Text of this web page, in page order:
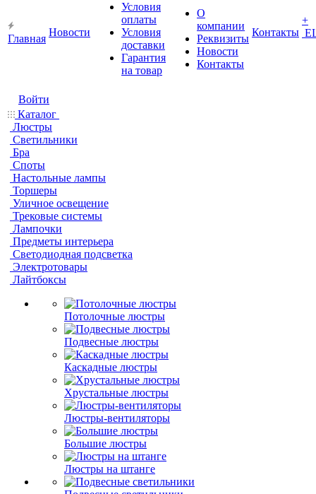
Главная
Новости
Условия
оплаты
Условия
доставки
Гарантия
на товар
О
компании
Реквизиты
Новости
Контакты
Контакты
+
Войти
Каталог
Люстры
Светильники
Бра
Споты
Настольные лампы
Торшеры
Уличное освещение
Трековые системы
Лампочки
Предметы интерьера
Светодиодная подсветка
Электротовары
Лайтбоксы
Потолочные люстры
Подвесные люстры
Каскадные люстры
Хрустальные люстры
Люстры-вентиляторы
Большие люстры
Люстры на штанге